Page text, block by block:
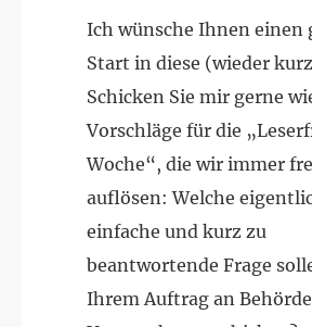
Ich wünsche Ihnen einen
Start in diese (wieder
Schicken Sie mir gerne
Vorschläge für die
Woche“, die wir immer
auflösen: Welche
einfache und kurz zu
beantwortende Frage
Ihrem Auftrag an